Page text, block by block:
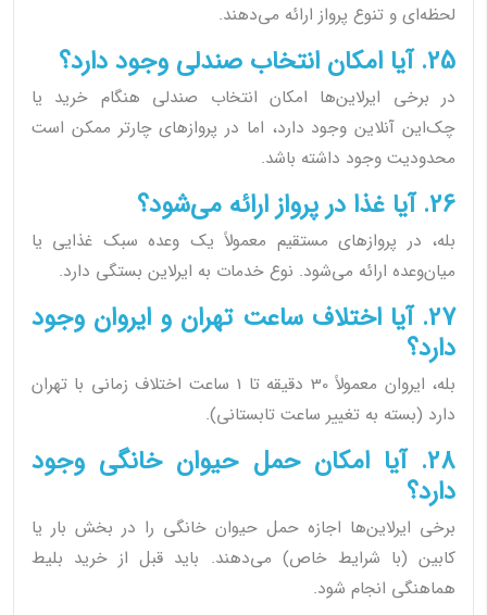
لحظه‌ای و تنوع پرواز ارائه می‌دهند.
25. آیا امکان انتخاب صندلی وجود دارد؟
در برخی ایرلاین‌ها امکان انتخاب صندلی هنگام خرید یا
چک‌این آنلاین وجود دارد، اما در پروازهای چارتر ممکن است
محدودیت وجود داشته باشد.
26. آیا غذا در پرواز ارائه می‌شود؟
بله، در پروازهای مستقیم معمولاً یک وعده سبک غذایی یا
میان‌وعده ارائه می‌شود. نوع خدمات به ایرلاین بستگی دارد.
27. آیا اختلاف ساعت تهران و ایروان وجود
دارد؟
بله، ایروان معمولاً 30 دقیقه تا 1 ساعت اختلاف زمانی با تهران
دارد (بسته به تغییر ساعت تابستانی).
28. آیا امکان حمل حیوان خانگی وجود
دارد؟
برخی ایرلاین‌ها اجازه حمل حیوان خانگی را در بخش بار یا
کابین (با شرایط خاص) می‌دهند. باید قبل از خرید بلیط
هماهنگی انجام شود.